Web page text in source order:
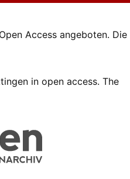
Access angeboten. Die
in open access. The